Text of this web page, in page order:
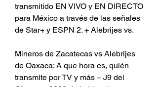
transmitido EN VIVO y EN DIRECTO
para México a través de las señales
de Star+ y ESPN 2. + Alebrijes vs.
Mineros de Zacatecas vs Alebrijes
de Oaxaca: A que hora es, quién
transmite por TV y más – J9 del